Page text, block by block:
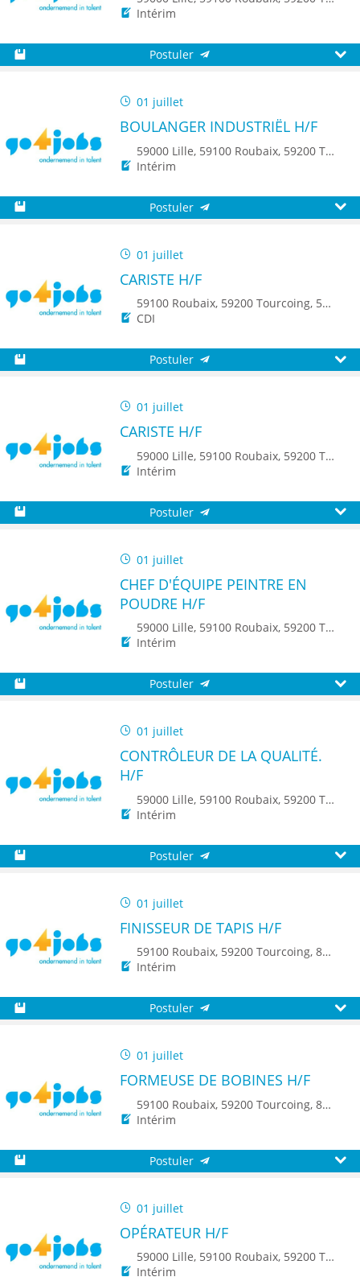
Intérim
Postuler
01 juillet
BOULANGER INDUSTRIËL H/F
59000 Lille, 59100 Roubaix, 59200 Tourcoing, 59140 Dunkerque, 59650 Villeneuve d'Ascq, 59500 Douai, 59150 Wattrelos, 59370 Mons-en-Baroeul, 59250 Halluin, 59290 Wasquehal, 59270 Bailleul, 59223 Roncq, 59390 Toufflers, 8500 Kortrijk
Intérim
Postuler
01 juillet
CARISTE H/F
59100 Roubaix, 59200 Tourcoing, 59223 Roncq, 59960 Neuville-en-Ferrain, 8530 Harelbeke, 8500 Kortrijk, 8930 Menin, 7700 Mouscron, 8790 Waregem
CDI
Postuler
01 juillet
CARISTE H/F
59000 Lille, 59100 Roubaix, 59200 Tourcoing, 59140 Dunkerque, 59650 Villeneuve d'Ascq, 59500 Douai, 59150 Wattrelos, 59370 Mons-en-Baroeul, 59250 Halluin, 59290 Wasquehal, 59270 Bailleul, 59223 Roncq, 59390 Toufflers, 8500 Kortrijk, 7700 Mouscron
Intérim
Postuler
01 juillet
CHEF D'ÉQUIPE PEINTRE EN
POUDRE H/F
59000 Lille, 59100 Roubaix, 59200 Tourcoing, 59140 Dunkerque, 59650 Villeneuve d'Ascq, 59500 Douai, 59150 Wattrelos, 59370 Mons-en-Baroeul, 59250 Halluin, 59290 Wasquehal, 59270 Bailleul, 59223 Roncq, 59390 Toufflers, 8500 Kortrijk
Intérim
Postuler
01 juillet
CONTRÔLEUR DE LA QUALITÉ.
H/F
59000 Lille, 59100 Roubaix, 59200 Tourcoing, 59140 Dunkerque, 59650 Villeneuve d'Ascq, 59500 Douai, 59150 Wattrelos, 59370 Mons-en-Baroeul, 59250 Halluin, 59290 Wasquehal, 59270 Bailleul, 59223 Roncq, 59390 Toufflers, 8500 Kortrijk
Intérim
Postuler
01 juillet
FINISSEUR DE TAPIS H/F
59100 Roubaix, 59200 Tourcoing, 8500 Kortrijk
Intérim
Postuler
01 juillet
FORMEUSE DE BOBINES H/F
59100 Roubaix, 59200 Tourcoing, 8500 Kortrijk
Intérim
Postuler
01 juillet
OPÉRATEUR H/F
59000 Lille, 59100 Roubaix, 59200 Tourcoing, 59140 Dunkerque, 59650 Villeneuve d'Ascq, 59500 Douai, 59150 Wattrelos, 59370 Mons-en-Baroeul, 59250 Halluin, 59290 Wasquehal, 59270 Bailleul, 59223 Roncq, 59390 Toufflers, 8500 Kortrijk
Intérim